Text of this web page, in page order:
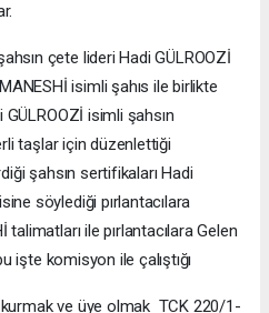
çete lideri Hadi GÜLROOZİ
isimli şahıs ile birlikte
isimli şahsın
taşlar için düzenlettiği
şahsın sertifikaları Hadi
söylediği pırlantacılara
talimatları ile pırlantacılara Gelen
işte komisyon ile çalıştığı
ve üye olmak TCK 220/1-